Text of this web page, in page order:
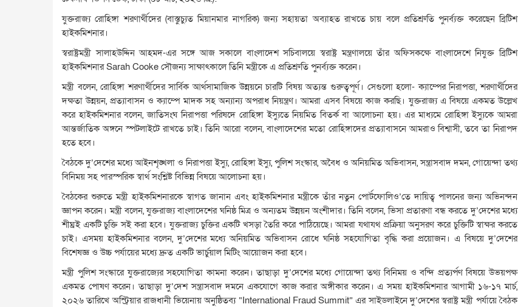
যুক্তরাজ্য রোহিঙ্গা শরণার্থীদের (বাস্তুচ্যুত মিয়ানমার নাগরিক) জন্য সহায়তা অব্যাহত রাখতে চায় বলে প্রতিশ্রুতি পুনর্ব্যক্ত করেছেন ব্রিটিশ
হাইকমিশনার।
স্বরাষ্ট্রমন্ত্রী সালাহউদ্দিন আহমদ-এর সঙ্গে আজ সকালে বাংলাদেশ সচিবালয়ে স্বরাষ্ট্র মন্ত্রণালয়ে তাঁর অফিসকক্ষে বাংলাদেশে নিযুক্ত ব্রিটিশ
হাইকমিশনার Sarah Cooke সৌজন্য সাক্ষাৎকালে তিনি মন্ত্রীকে এ প্রতিশ্রুতি পুনর্ব্যক্ত করেন।
মন্ত্রী বলেন, রোহিঙ্গা শরণার্থীদের সার্বিক আর্থসামাজিক উন্নয়নে চারটি বিষয় অত্যন্ত গুরুত্বপূর্ণ। সেগুলো হলো- ক্যাম্পের নিরাপত্তা, শরণার্থীদের
দক্ষতা উন্নয়ন, প্রত্যাবাসন ও ক্যাম্পে মাদক সহ অন্যান্য অপরাধ নিয়ন্ত্রণ। আমরা এসব বিষয়ে কাজ করছি। যুক্তরাজ্য এ বিষয়ে একমত উল্লেখ
করে হাইকমিশনার বলেন, জাতিসংঘ নিরাপত্তা পরিষদে রোহিঙ্গা ইস্যুতে নিয়মিত বিতর্ক বা আলোচনা হয়। এর মাধ্যমে রোহিঙ্গা ইস্যুকে আমরা
আন্তর্জাতিক অঙ্গনে স্পটলাইটে রাখতে চাই। তিনি আরো বলেন, বাংলাদেশের মতো রোহিঙ্গাদের প্রত্যাবাসনে আমরাও বিশ্বাসী, তবে তা নিরাপদ
হতে হবে।
বৈঠকে দু’দেশের মধ্যে আইনশৃঙ্খলা ও নিরাপত্তা ইস্যু, রোহিঙ্গা ইস্যু, পুলিশ সংস্কার, অবৈধ ও অনিয়মিত অভিবাসন, সন্ত্রাসবাদ দমন, গোয়েন্দা তথ্য
বিনিময় সহ পারস্পরিক স্বার্থ সংশ্লিষ্ট বিভিন্ন বিষয়ে আলোচনা হয়।
বৈঠকের শুরুতে মন্ত্রী হাইকমিশনারকে স্বাগত জানান এবং হাইকমিশনার মন্ত্রীকে তাঁর নতুন পোর্টফোলিও’তে দায়িত্ব পালনের জন্য অভিনন্দন
জ্ঞাপন করেন। মন্ত্রী বলেন, যুক্তরাজ্য বাংলাদেশের ঘনিষ্ঠ মিত্র ও অন্যতম উন্নয়ন অংশীদার। তিনি বলেন, ভিসা প্রতারণা বন্ধ করতে দু’দেশের মধ্যে
শীঘ্রই একটি চুক্তি সই করা হবে। যুক্তরাজ্য চুক্তির একটি খসড়া তৈরি করে পাঠিয়েছে। আমরা যথাযথ প্রক্রিয়া অনুসরণ করে চুক্তিটি স্বাক্ষর করতে
চাই। এসময় হাইকমিশনার বলেন, দু’দেশের মধ্যে অনিয়মিত অভিবাসন রোধে ঘনিষ্ঠ সহযোগিতা বৃদ্ধি করা প্রয়োজন। এ বিষয়ে দু’দেশের
বিশেষজ্ঞ ও উচ্চ পর্যায়ের মধ্যে দ্রুত একটি ভার্চুয়াল মিটিং আয়োজন করা হবে।
মন্ত্রী পুলিশ সংস্কারে যুক্তরাজ্যের সহযোগিতা কামনা করেন। তাছাড়া দু’দেশের মধ্যে গোয়েন্দা তথ্য বিনিময় ও বন্দি প্রত্যর্পণ বিষয়ে উভয়পক্ষ
একমত পোষণ করেন। তাছাড়া দু’দেশ সন্ত্রাসবাদ দমনে একযোগে কাজ করার অঙ্গীকার করেন। এ সময় হাইকমিশনার আগামী ১৬-১৭ মার্চ,
২০২৬ তারিখে অস্ট্রিয়ার রাজধানী ভিয়েনায় অনুষ্ঠিতব্য “International Fraud Summit” এর সাইডলাইনে দু’দেশের স্বরাষ্ট্র মন্ত্রী পর্যায়ে বৈঠক